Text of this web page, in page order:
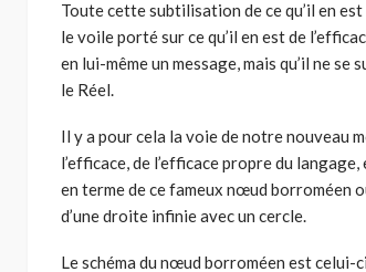
Toute cette subtilisation de ce qu’il en
le voile porté sur ce qu’il en est de
en lui-même un message, mais qu’il ne
le Réel.
Il y a pour cela la voie de notre nouveau
l’efficace, de l’efficace propre du
en terme de ce fameux nœud borroméen
d’une droite infinie avec un cercle.
Le schéma du nœud borroméen est celui-